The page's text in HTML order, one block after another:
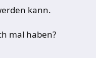
kann.
mal haben?